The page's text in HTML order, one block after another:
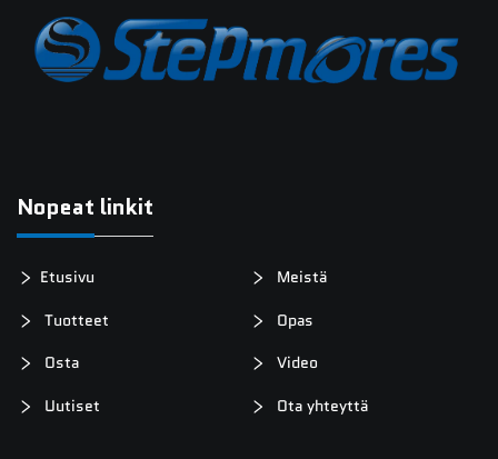
Nopeat linkit
Etusivu
Meistä
Tuotteet
Opas
Osta
Video
Uutiset
Ota yhteyttä